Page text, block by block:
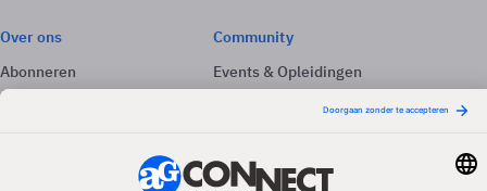
Over ons
Abonneren
Adverteren
Community
Events & Opleidingen
Nieuwsbrieven